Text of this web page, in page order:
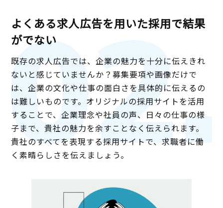
よくある求人広告を用いた採用で結果
がでない
既存の求人広告では、企業の魅力を十分に伝えきれ
ないと感じていませんか？募集要項や画像だけで
は、企業の文化や仕事の面白さを具体的に伝えるの
は難しいものです。オリジナルの採用サイトを活用
することで、企業理念や社員の声、日々の仕事の様
子まで、貴社の魅力を余すことなく伝えられます。
貴社のすべてを表現する採用サイトで、求職者に働
く素晴らしさを伝えましょう。